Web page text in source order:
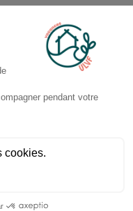
d'annulation
ma chance